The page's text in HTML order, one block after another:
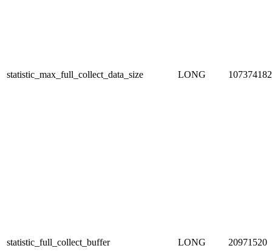
statistic_max_full_collect_data_size LONG
statistic_full_collect_buffer LONG 20971520